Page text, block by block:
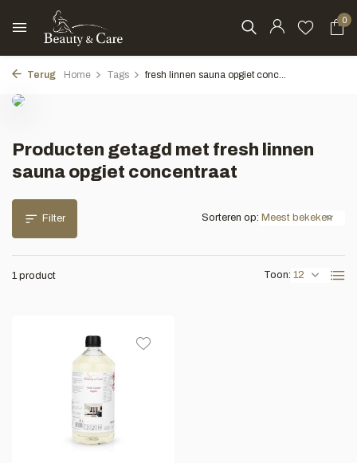
0
Terug Home Tags fresh linnen sauna opgiet conc...
Producten getagd met fresh linnen
sauna opgiet concentraat
Filter
1 product Toon:
Sorteren op: